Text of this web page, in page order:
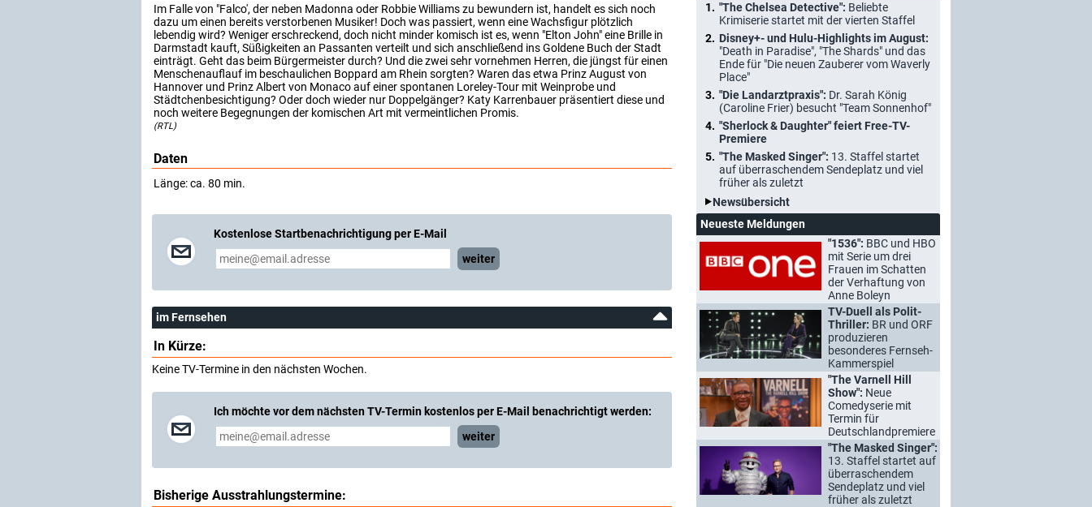
Im Falle von "Falco', der neben Madonna oder Robbie Williams zu bewundern ist, handelt es sich noch
dazu um einen bereits verstorbenen Musiker! Doch was passiert, wenn eine Wachsfigur plötzlich
lebendig wird? Weniger erschreckend, doch nicht minder komisch ist es, wenn "Elton John" eine Brille in
Darmstadt kauft, Süßigkeiten an Passanten verteilt und sich anschließend ins Goldene Buch der Stadt
einträgt. Geht das beim Bürgermeister durch? Und die zwei sehr vornehmen Herren, die jüngst für einen
Menschenauflauf im beschaulichen Boppard am Rhein sorgten? Waren das etwa Prinz August von
Hannover und Prinz Albert von Monaco auf einer spontanen Loreley-Tour mit Weinprobe und
Städtchenbesichtigung? Oder doch wieder nur Doppelgänger? Katy Karrenbauer präsentiert diese und
noch weitere Begegnungen der komischen Art mit vermeintlichen Promis.
(RTL)
Daten
Länge: ca. 80 min.
Kostenlose Startbenachrichtigung per E-Mail
weiter
im Fernsehen
In Kürze:
Keine TV-Termine in den nächsten Wochen.
Ich möchte vor dem nächsten TV-Termin kostenlos per E-Mail benachrichtigt werden:
weiter
Bisherige Ausstrahlungstermine:
"The Chelsea Detective": Beliebte
Krimiserie startet mit der vierten Staffel
Disney+- und Hulu-Highlights im August:
"Death in Paradise", "The Shards" und das
Ende für "Die neuen Zauberer vom Waverly
Place"
"Die Landarztpraxis": Dr. Sarah König
(Caroline Frier) besucht "Team Sonnenhof"
"Sherlock & Daughter" feiert Free-TV-
Premiere
"The Masked Singer": 13. Staffel startet
auf überraschendem Sendeplatz und viel
früher als zuletzt
Newsübersicht
Neueste Meldungen
"1536": BBC und HBO
mit Serie um drei
Frauen im Schatten
der Verhaftung von
Anne Boleyn
TV-Duell als Polit-
Thriller: BR und ORF
produzieren
besonderes Fernseh-
Kammerspiel
"The Varnell Hill
Show": Neue
Comedyserie mit
Termin für
Deutschlandpremiere
"The Masked Singer":
13. Staffel startet auf
überraschendem
Sendeplatz und viel
früher als zuletzt